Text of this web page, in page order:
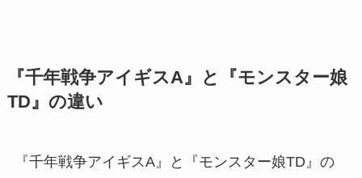
『千年戦争アイギスA』と『モンスター娘
TD』の違い
『千年戦争アイギスA』と『モンスター娘TD』の